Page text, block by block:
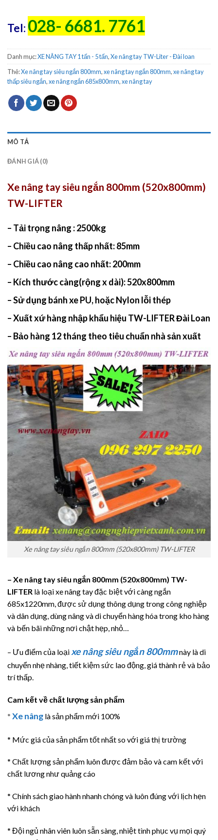
Tel: 028- 6681. 7761
Danh mục:XE NÂNG TAY 1 tấn - 5 tấn,Xe nâng tay TW-Liter - Đài loan
Thẻ:Xe nâng tay siêu ngắn 800mm,xe nâng tay ngắn 800mm,xe nâng tay
thấp siêu ngắn,xe nâng ngắn 685x800mm,xe nâng tay
MÔ TẢ
ĐÁNH GIÁ (0)
Xe nâng tay siêu ngắn 800mm (520x800mm)
TW-LIFTER
– Tải trọng nâng : 2500kg
– Chiều cao nâng thấp nhất: 85mm
– Chiều cao nâng cao nhất: 200mm
– Kích thước càng(rộng x dài):520x800mm
– Sử dụng bánh xe PU, hoặc Nylon lỗi thép
– Xuất xứ hàng nhập khẩu hiệu TW-LIFTER Đài Loan
– Bảo hàng 12 tháng theo tiêu chuẩn nhà sản xuất
Xe nâng tay siêu ngắn 800mm (520x800mm) TW-LIFTER
– Xe nâng tay siêu ngắn 800mm (520x800mm) TW-
LIFTER là loại xe nâng tay đặc biệt với càng ngắn
685x1220mm, được sử dụng thông dụng trong công nghiệp
và dân dụng, dùng nâng và di chuyển hàng hóa trong kho hàng
và bến bãi những nơi chật hẹp, nhỏ…
– Ưu điểm của loại xe nâng siêu ngắn 800mmnày là di
chuyển nhẹ nhàng, tiết kiệm sức lao động, giá thành rẻ và bảo
trí thấp.
Cam kết về chất lượng sản phẩm
* Xe nâng là sản phẩm mới 100%
* Mức giá của sản phẩm tốt nhất so với giá thị trường
* Chất lượng sản phẩm luôn được đảm bảo và cam kết với
chất lương như quảng cáo
* Chính sách giao hành nhanh chóng và luôn đúng với lịch hẹn
với khách
* Đội ngủ nhân viên luôn sẵn sàng, nhiệt tình phục vụ mọi quý